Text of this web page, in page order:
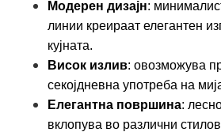
Модерен дизајн:
линии креираат елегантен
кујната.
Висок излив: овозможува
секојдневна употреба на
Елегантна површина:
вклопува во различни